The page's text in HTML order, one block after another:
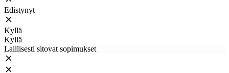
Edistynyt
Kyllä
Kyllä
Laillisesti sitovat sopimukset